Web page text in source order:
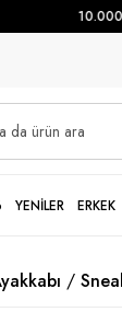
10.000
YENİLER ERKEK